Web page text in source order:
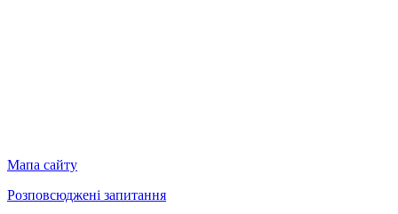
Мапа сайту
Розповсюджені запитання